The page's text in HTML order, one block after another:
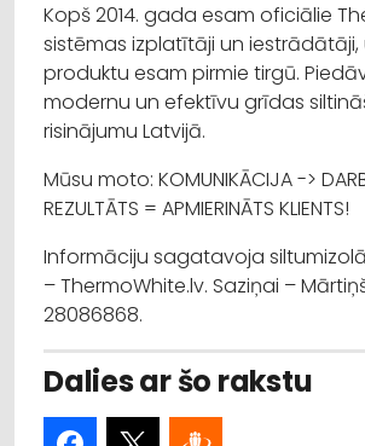
Kopš 2014. gada esam oficiālie
sistēmas izplatītāji un iestrādātāji,
produktu esam pirmie tirgū.
modernu un efektīvu grīdas
risinājumu Latvijā.
Mūsu moto: KOMUNIKĀCIJA ->
REZULTĀTS = APMIERINĀTS KLIENTS!
Informāciju sagatavoja
– ThermoWhite.lv. Saziņai –
28086868.
Dalies ar šo rakstu